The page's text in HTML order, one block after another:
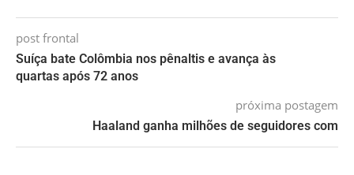
post frontal
Suíça bate Colômbia nos pênaltis e avança às
quartas após 72 anos
próxima postagem
Haaland ganha milhões de seguidores com